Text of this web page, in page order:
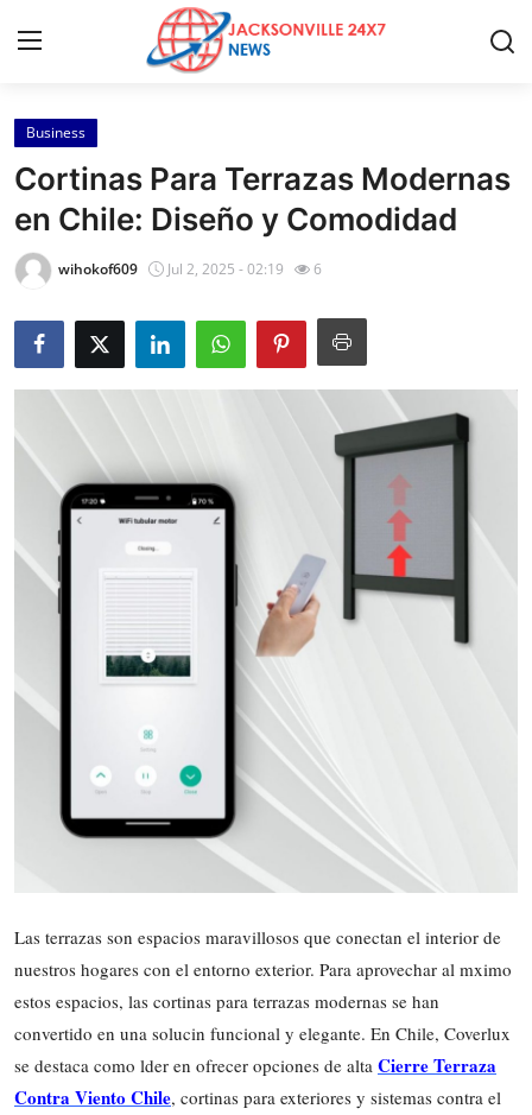
Home
Contact
Press Release
Privacy Policy
About
News Network
Submit Press Release
Health
Guest Posting
Advertise with US
Crypto
Real Estate
General
Business
Cortinas Para Terrazas Modernas
en Chile: Diseño y Comodidad
wihokof609 Jul 2, 2025 - 02:19 6
Las terrazas son espacios maravillosos que conectan el interior de
nuestros hogares con el entorno exterior. Para aprovechar al mximo
estos espacios, las cortinas para terrazas modernas se han
convertido en una solucin funcional y elegante. En Chile, Coverlux
se destaca como lder en ofrecer opciones de alta Cierre Terraza
Contra Viento Chile, cortinas para exteriores y sistemas contra el